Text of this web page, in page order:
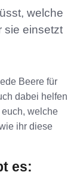
welche
sie einsetzt
Beere für
dabei helfen
welche
ihr diese
es: